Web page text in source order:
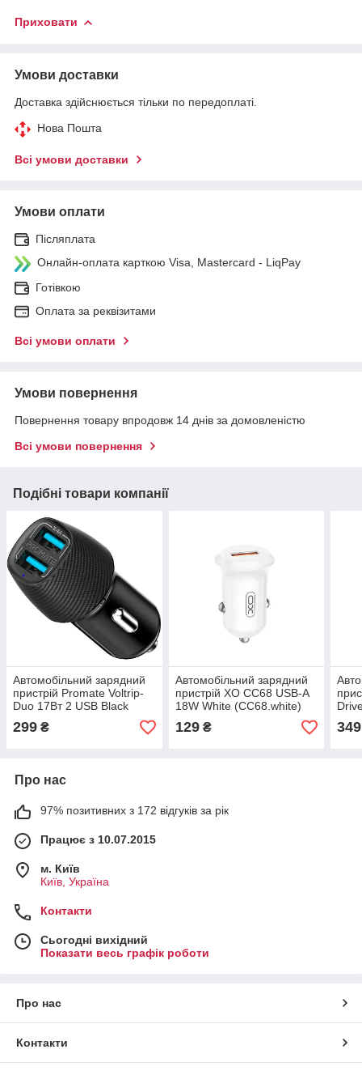
Приховати
Умови доставки
Доставка здійснюється тільки по передоплаті.
Нова Пошта
Всі умови доставки
Умови оплати
Післяплата
Онлайн-оплата карткою Visa, Mastercard - LiqPay
Готівкою
Оплата за реквізитами
Всі умови оплати
Умови повернення
Повернення товару впродовж 14 днів за домовленістю
Всі умови повернення
Подібні товари компанії
Автомобільний зарядний
пристрій Promate Voltrip-
Duo 17Вт 2 USB Black
(voltrip-duo.black)
299 ₴
Автомобільний зарядний
пристрій XO CC68 USB-A
18W White (CC68.white)
129₴
+
349
Про нас
97% позитивних з 172 відгуків за рік
Працює з 10.07.2015
м. Київ
Київ, Україна
Контакти
Сьогодні вихідний
Показати весь графік роботи
Про нас
Контакти